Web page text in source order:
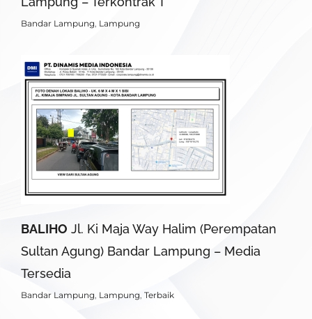
Bandar Lampung Lampung
BALIHO Jl. Ki Maja Way Halim (Perempatan
Sultan Agung) Bandar Lampung – Media
Tersedia
Bandar Lampung Lampung Terbaik